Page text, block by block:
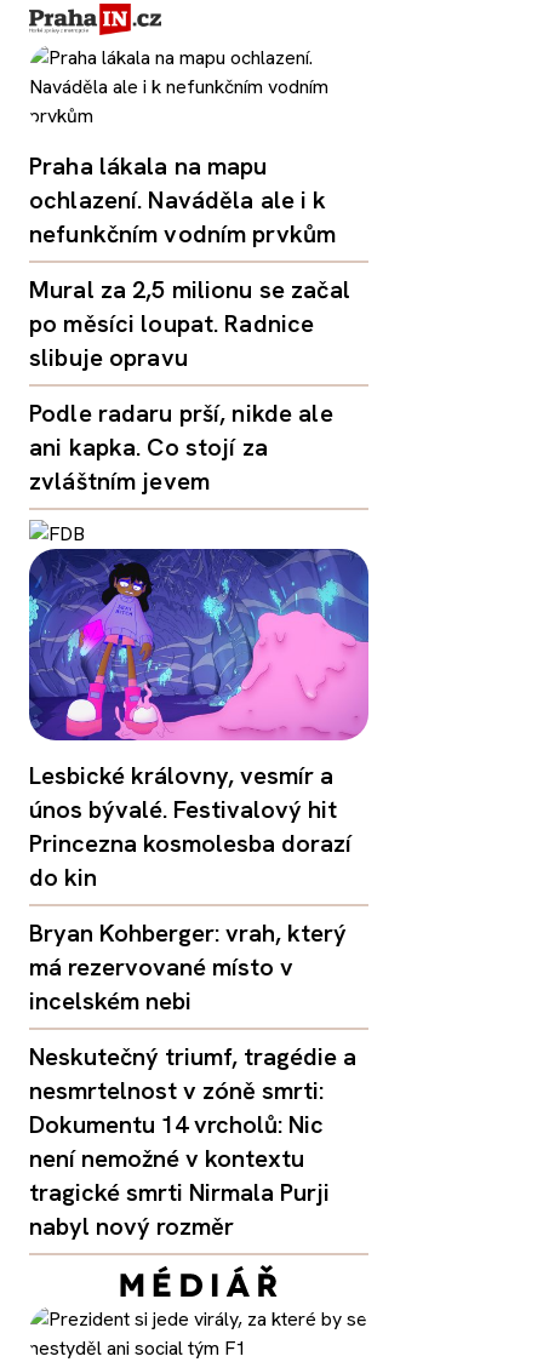
Praha lákala na mapu
ochlazení. Naváděla ale i k
nefunkčním vodním prvkům
Mural za 2,5 milionu se začal
po měsíci loupat. Radnice
slibuje opravu
Podle radaru prší, nikde ale
ani kapka. Co stojí za
zvláštním jevem
Lesbické královny, vesmír a
únos bývalé. Festivalový hit
Princezna kosmolesba dorazí
do kin
Bryan Kohberger: vrah, který
má rezervované místo v
incelském nebi
Neskutečný triumf, tragédie a
nesmrtelnost v zóně smrti:
Dokumentu 14 vrcholů: Nic
není nemožné v kontextu
tragické smrti Nirmala Purji
nabyl nový rozměr